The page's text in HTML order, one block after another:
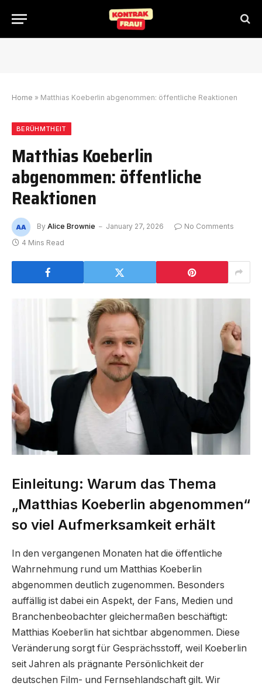
Home » Matthias Koeberlin abgenommen: öffentliche Reaktionen
BERÜHMTHEIT
Matthias Koeberlin
abgenommen: öffentliche
Reaktionen
By Alice Brownie January 27, 2026
No Comments
4 Mins Read
Einleitung: Warum das Thema
„Matthias Koeberlin abgenommen“
so viel Aufmerksamkeit erhält
In den vergangenen Monaten hat die öffentliche
Wahrnehmung rund um Matthias Koeberlin
abgenommen deutlich zugenommen. Besonders
auffällig ist dabei ein Aspekt, der Fans, Medien und
Branchenbeobachter gleichermaßen beschäftigt:
Matthias Koeberlin hat sichtbar abgenommen. Diese
Veränderung sorgt für Gesprächsstoff, weil Koeberlin
seit Jahren als prägnante Persönlichkeit der
deutschen Film- und Fernsehlandschaft gilt. Wir